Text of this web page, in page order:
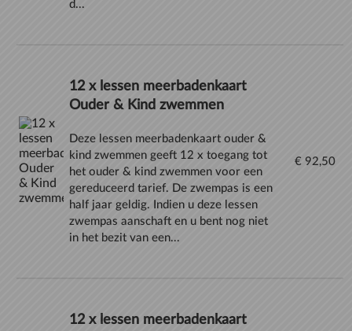
d...
12 x lessen meerbadenkaart
Ouder & Kind zwemmen
Deze lessen meerbadenkaart ouder &
kind zwemmen geeft 12 x toegang tot
het ouder & kind zwemmen voor een
gereduceerd tarief. De zwempas is een
half jaar geldig. Indien u deze lessen
zwempas aanschaft en u bent nog niet
in het bezit van een...
€ 92,50
12 x lessen meerbadenkaart